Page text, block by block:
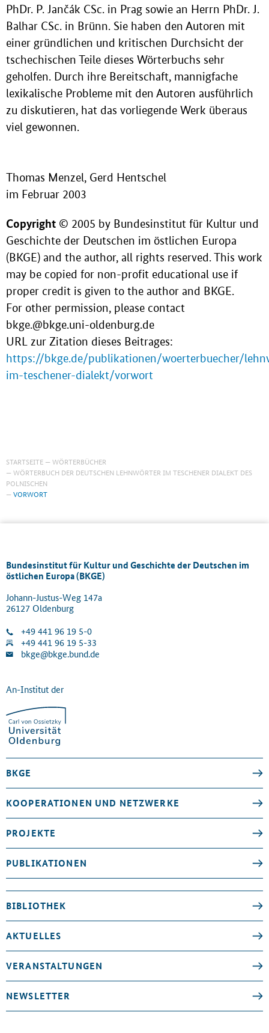
PhDr. P. Jančák CSc. in Prag sowie an Herrn PhDr. J.
Balhar CSc. in Brünn. Sie haben den Autoren mit
einer gründlichen und kritischen Durchsicht der
tschechischen Teile dieses Wörterbuchs sehr
geholfen. Durch ihre Bereitschaft, mannigfache
lexikalische Probleme mit den Autoren ausführlich
zu diskutieren, hat das vorliegende Werk überaus
viel gewonnen.
Thomas Menzel, Gerd Hentschel
im Februar 2003
Copyright © 2005 by Bundesinstitut für Kultur und
Geschichte der Deutschen im östlichen Europa
(BKGE) and the author, all rights reserved. This work
may be copied for non-profit educational use if
proper credit is given to the author and BKGE.
For other permission, please contact
bkge.@bkge.uni-oldenburg.de
URL zur Zitation dieses Beitrages:
https://bkge.de/publikationen/woerterbuecher/
im-teschener-dialekt/vorwort
STARTSEITE
WÖRTERBÜCHER
WÖRTERBUCH DER DEUTSCHEN LEHNWÖRTER IM TESCHENER DIALEKT DES
POLNISCHEN
VORWORT
Bundesinstitut für Kultur und Geschichte der Deutschen im
östlichen Europa (BKGE)
Johann-Justus-Weg 147a
26127 Oldenburg
+49 441 96 19 5-0
+49 441 96 19 5-33
bkge@bkge.bund.de
An-Institut der
BKGE
KOOPERATIONEN UND NETZWERKE
PROJEKTE
PUBLIKATIONEN
BIBLIOTHEK
AKTUELLES
VERANSTALTUNGEN
NEWSLETTER